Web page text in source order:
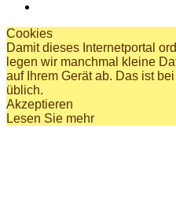
Cookies
Damit dieses Internetportal
legen wir manchmal kleine
auf Ihrem Gerät ab. Das ist
üblich.
Akzeptieren
Lesen Sie mehr